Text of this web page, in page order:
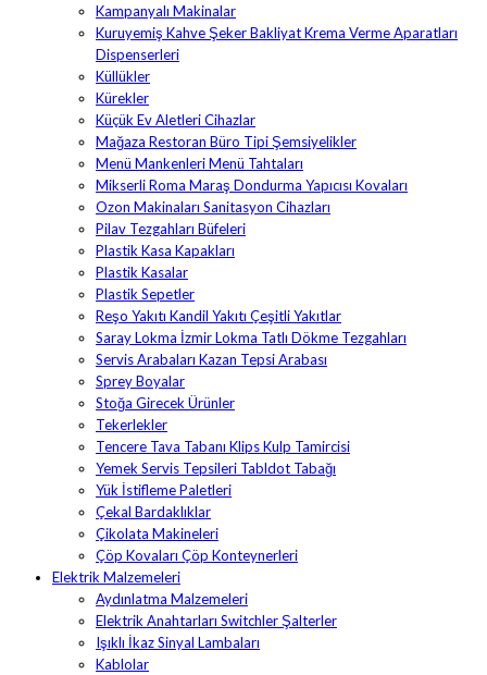
Kampanyalı Makinalar
Kuruyemiş Kahve Şeker Bakliyat Krema Verme Aparatları
Dispenserleri
Küllükler
Kürekler
Küçük Ev Aletleri Cihazlar
Mağaza Restoran Büro Tipi Şemsiyelikler
Menü Mankenleri Menü Tahtaları
Mikserli Roma Maraş Dondurma Yapıcısı Kovaları
Ozon Makinaları Sanitasyon Cihazları
Pilav Tezgahları Büfeleri
Plastik Kasa Kapakları
Plastik Kasalar
Plastik Sepetler
Reşo Yakıtı Kandil Yakıtı Çeşitli Yakıtlar
Saray Lokma İzmir Lokma Tatlı Dökme Tezgahları
Servis Arabaları Kazan Tepsi Arabası
Sprey Boyalar
Stoğa Girecek Ürünler
Tekerlekler
Tencere Tava Tabanı Klips Kulp Tamircisi
Yemek Servis Tepsileri Tabldot Tabağı
Yük İstifleme Paletleri
Çekal Bardaklıklar
Çikolata Makineleri
Çöp Kovaları Çöp Konteynerleri
Elektrik Malzemeleri
Aydınlatma Malzemeleri
Elektrik Anahtarları Switchler Şalterler
Işıklı İkaz Sinyal Lambaları
Kablolar